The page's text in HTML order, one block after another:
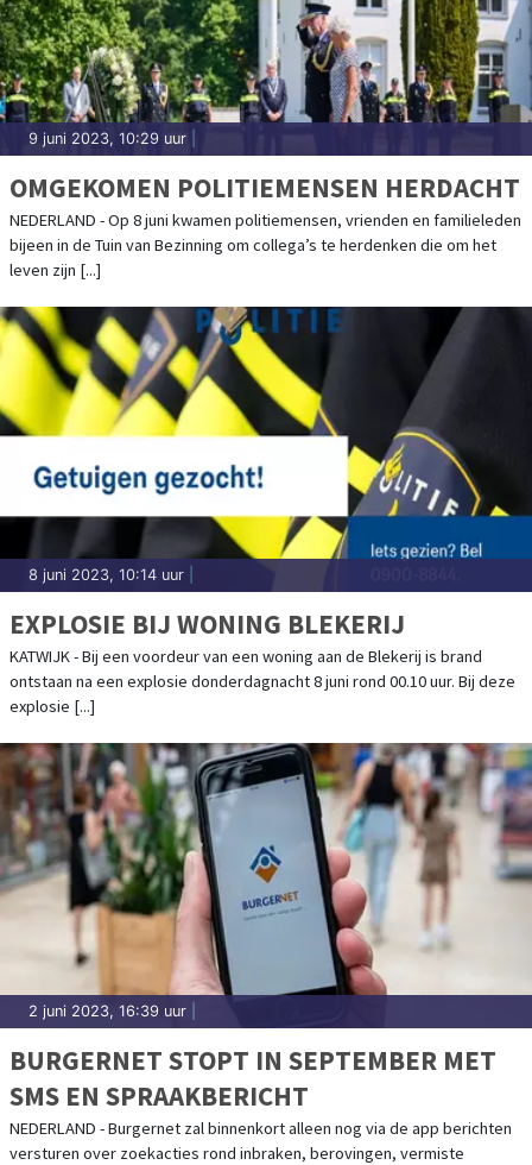
9 juni 2023, 10:29 uur
OMGEKOMEN POLITIEMENSEN HERDACHT
NEDERLAND - Op 8 juni kwamen politiemensen, vrienden en familieleden
bijeen in de Tuin van Bezinning om collega’s te herdenken die om het
leven zijn [...]
8 juni 2023, 10:14 uur
EXPLOSIE BIJ WONING BLEKERIJ
KATWIJK - Bij een voordeur van een woning aan de Blekerij is brand
ontstaan na een explosie donderdagnacht 8 juni rond 00.10 uur. Bij deze
explosie [...]
2 juni 2023, 16:39 uur
BURGERNET STOPT IN SEPTEMBER MET
SMS EN SPRAAKBERICHT
NEDERLAND - Burgernet zal binnenkort alleen nog via de app berichten
versturen over zoekacties rond inbraken, berovingen, vermiste